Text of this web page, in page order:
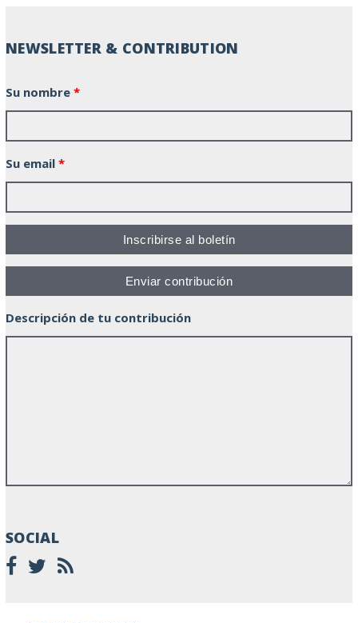
NEWSLETTER & CONTRIBUTION
Su nombre *
Su email *
Descripción de tu contribución
SOCIAL